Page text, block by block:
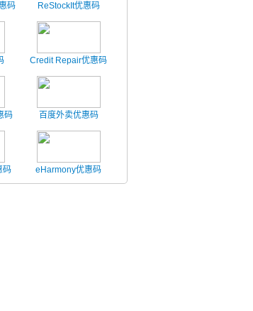
码 ReStockIt优惠码
Credit Repair优惠码
码 百度外卖优惠码
码 eHarmony优惠码